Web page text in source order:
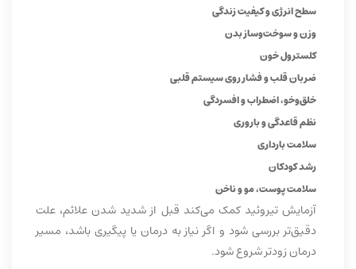
سطح انرژی و کیفیت زندگی
وزن و سوخت‌وساز بدن
کلسترول خون
ضربان قلب و فشار روی سیستم قلبی
خلق‌وخو، اضطراب و افسردگی
نظم قاعدگی و باروری
سلامت بارداری
رشد کودکان
سلامت پوست، مو و ناخن
آزمایش تیروئید کمک می‌کند قبل از شدید شدن علائم، علت
دقیق‌تر بررسی شود و اگر نیاز به درمان یا پیگیری باشد، مسیر
درمان زودتر شروع شود.